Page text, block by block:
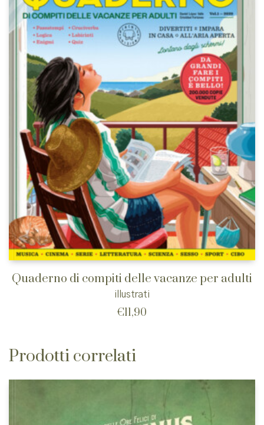
Quaderno di compiti delle vacanze per adulti
illustrati
€11,90
Prodotti correlati